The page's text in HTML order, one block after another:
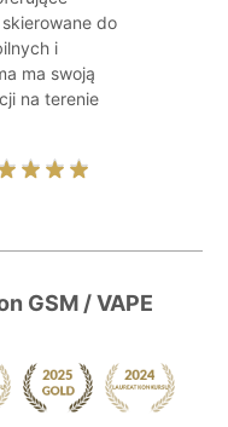
do
i
ma swoją
na terenie
GSM / VAPE